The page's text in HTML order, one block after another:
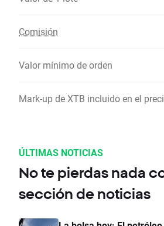
Comisión
Valor mínimo de orden
Mark-up de XTB incluido en el
ÚLTIMAS NOTICIAS
No te pierdas nada
sección de noticias